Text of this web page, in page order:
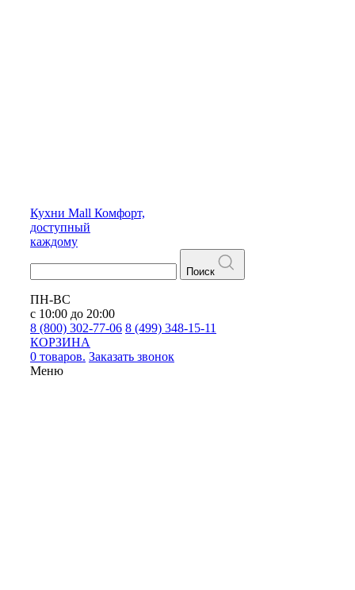
Кухни Mall Комфорт,
доступный
каждому
Поиск
ПН-ВС
с 10:00 до 20:00
8 (800) 302-77-06 8 (499) 348-15-11
КОРЗИНА
0 товаров. Заказать звонок
Меню